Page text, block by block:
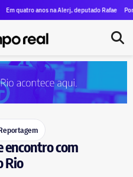
registra candidatura à Câmara e declara
anos na Alerj, deputado Rafael Nobre
Por causa
encontro com
Rio